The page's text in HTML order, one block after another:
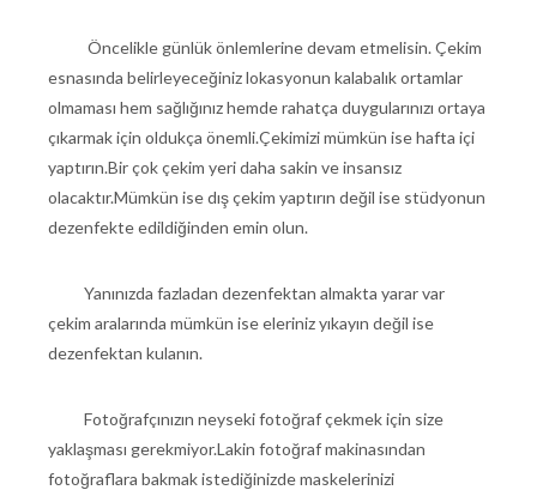
Öncelikle günlük önlemlerine devam etmelisin. Çekim
esnasında belirleyeceğiniz lokasyonun kalabalık ortamlar
olmaması hem sağlığınız hemde rahatça duygularınızı ortaya
çıkarmak için oldukça önemli.Çekimizi mümkün ise hafta içi
yaptırın.Bir çok çekim yeri daha sakin ve insansız
olacaktır.Mümkün ise dış çekim yaptırın değil ise stüdyonun
dezenfekte edildiğinden emin olun.
Yanınızda fazladan dezenfektan almakta yarar var
çekim aralarında mümkün ise eleriniz yıkayın değil ise
dezenfektan kulanın.
Fotoğrafçınızın neyseki fotoğraf çekmek için size
yaklaşması gerekmiyor.Lakin fotoğraf makinasından
fotoğraflara bakmak istediğinizde maskelerinizi